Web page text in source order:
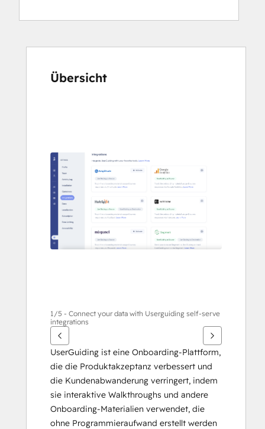
Übersicht
um
andere
Elemente
anzuzeigen
1/5 - Connect your data with Userguiding self-serve
integrations
UserGuiding ist eine Onboarding-Plattform,
die die Produktakzeptanz verbessert und
die Kundenabwanderung verringert, indem
sie interaktive Walkthroughs und andere
Onboarding-Materialien verwendet, die
ohne Programmieraufwand erstellt werden